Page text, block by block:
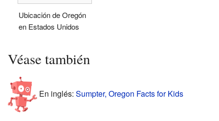
Ubicación de Oregón
en Estados Unidos
Véase también
En inglés: Sumpter, Oregon Facts for Kids